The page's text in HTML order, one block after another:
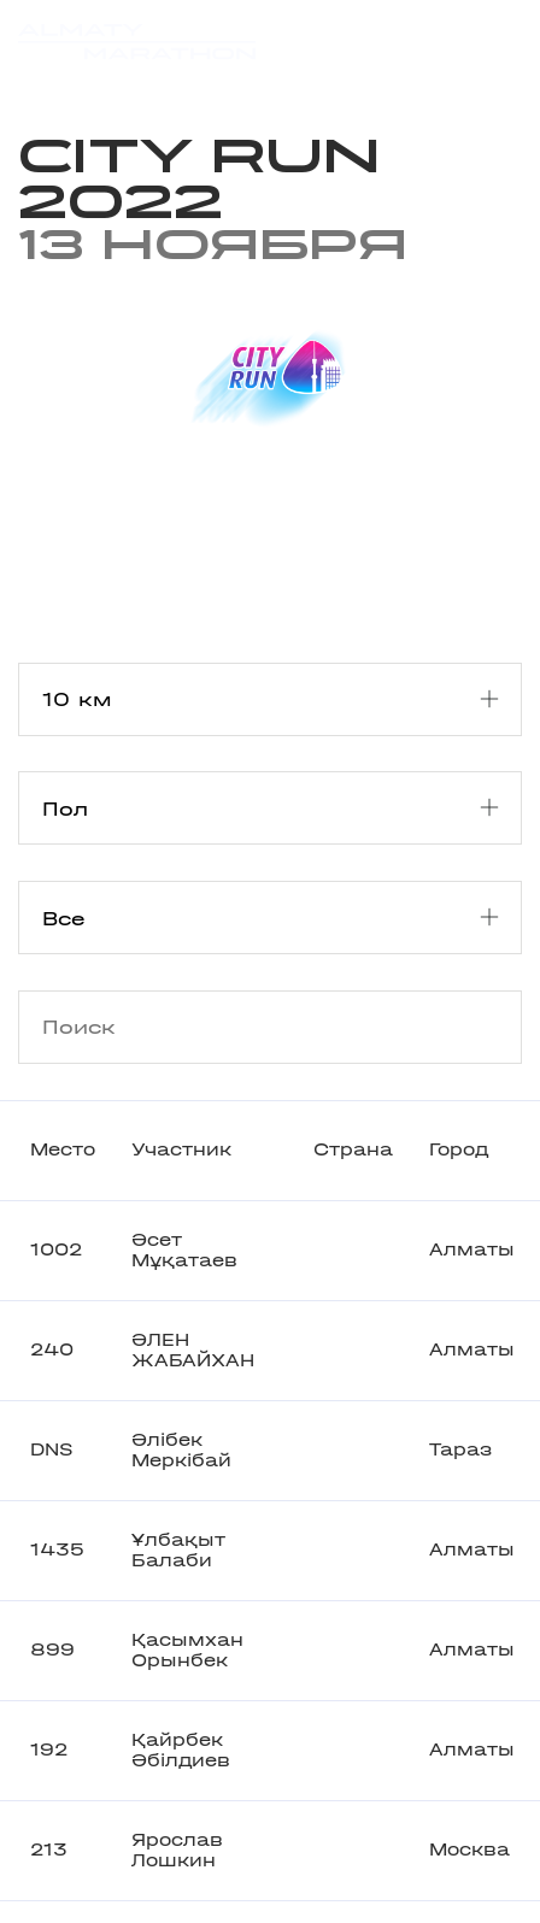
City Run
2022
13 ноября
Место Участник Страна Город
1002
Әсет
Мұқатаев
Алматы
240
ӘЛЕН
ЖАБАЙХАН
Алматы
DNS
Әлібек
Меркібай
Тараз
1435
Ұлбақыт
Балаби
Алматы
899
Қасымхан
Орынбек
Алматы
192
Қайрбек
Әбілдиев
Алматы
213
Ярослав
Лошкин
Москва